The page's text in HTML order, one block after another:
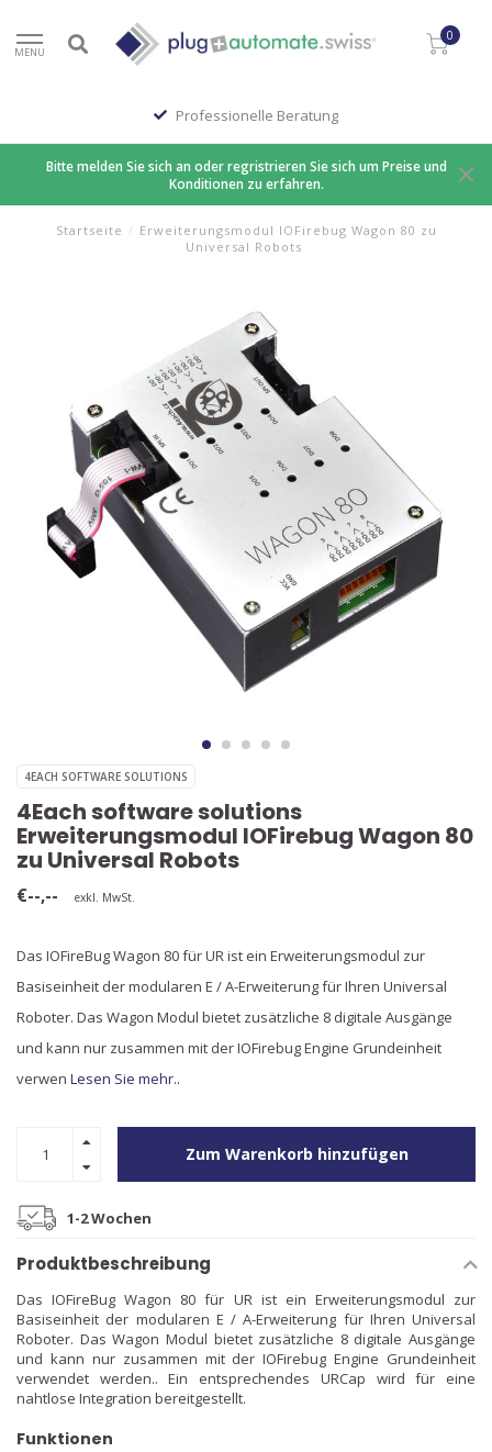
MENU
0
Professionelle Beratung
Bitte melden Sie sich an oder regristrieren Sie sich um Preise und
Konditionen zu erfahren.
Startseite / Erweiterungsmodul IOFirebug Wagon 80 zu
Universal Robots
4EACH SOFTWARE SOLUTIONS
4Each software solutions
Erweiterungsmodul IOFirebug Wagon 80
zu Universal Robots
€--,-- exkl. MwSt.
Das IOFireBug Wagon 80 für UR ist ein Erweiterungsmodul zur
Basiseinheit der modularen E / A-Erweiterung für Ihren Universal
Roboter. Das Wagon Modul bietet zusätzliche 8 digitale Ausgänge
und kann nur zusammen mit der IOFirebug Engine Grundeinheit
verwen Lesen Sie mehr..
Zum Warenkorb hinzufügen
1-2 Wochen
Produktbeschreibung
Das IOFireBug Wagon 80 für UR ist ein Erweiterungsmodul zur
Basiseinheit der modularen E / A-Erweiterung für Ihren Universal
Roboter. Das Wagon Modul bietet zusätzliche 8 digitale Ausgänge
und kann nur zusammen mit der IOFirebug Engine Grundeinheit
verwendet werden.. Ein entsprechendes URCap wird für eine
nahtlose Integration bereitgestellt.
Funktionen